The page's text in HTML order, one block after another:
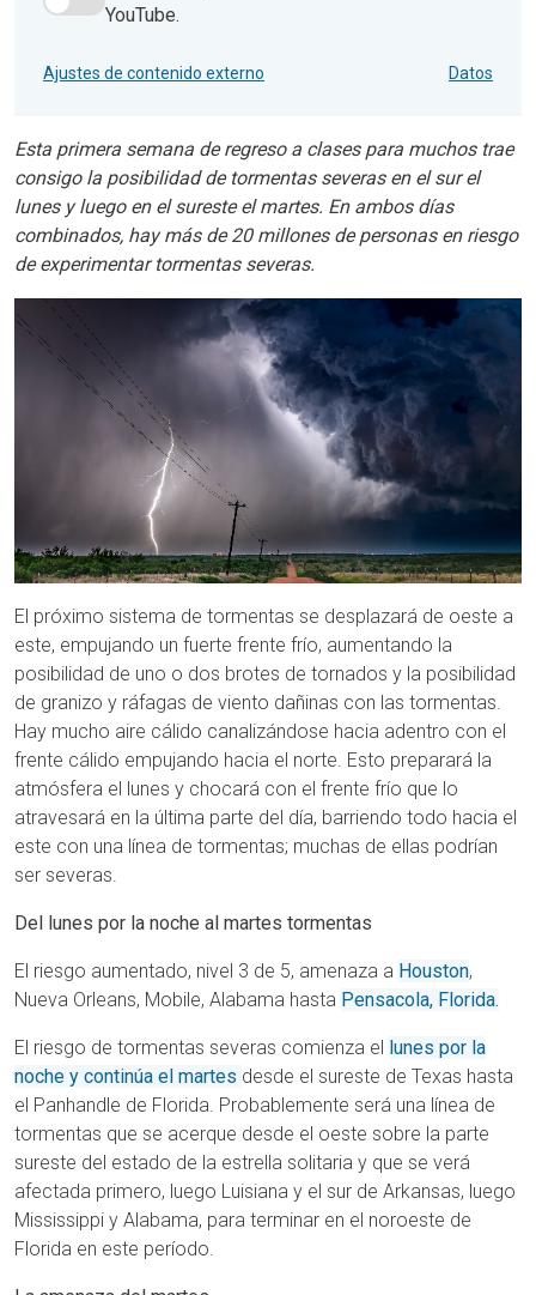
Consiento que se muestre contenido de YouTube.
YouTube.
Ajustes de contenido externo Datos
Esta primera semana de regreso a clases para muchos trae
consigo la posibilidad de tormentas severas en el sur el
lunes y luego en el sureste el martes. En ambos días
combinados, hay más de 20 millones de personas en riesgo
de experimentar tormentas severas.
El próximo sistema de tormentas se desplazará de oeste a
este, empujando un fuerte frente frío, aumentando la
posibilidad de uno o dos brotes de tornados y la posibilidad
de granizo y ráfagas de viento dañinas con las tormentas.
Hay mucho aire cálido canalizándose hacia adentro con el
frente cálido empujando hacia el norte. Esto preparará la
atmósfera el lunes y chocará con el frente frío que lo
atravesará en la última parte del día, barriendo todo hacia el
este con una línea de tormentas; muchas de ellas podrían
ser severas.
Del lunes por la noche al martes tormentas
El riesgo aumentado, nivel 3 de 5, amenaza a Houston,
Nueva Orleans, Mobile, Alabama hasta Pensacola, Florida.
El riesgo de tormentas severas comienza el
lunes por la
noche y continúa el martes desde el sureste de Texas hasta
el Panhandle de Florida. Probablemente será una línea de
tormentas que se acerque desde el oeste sobre la parte
sureste del estado de la estrella solitaria y que se verá
afectada primero, luego Luisiana y el sur de Arkansas, luego
Mississippi y Alabama, para terminar en el noroeste de
Florida en este período.